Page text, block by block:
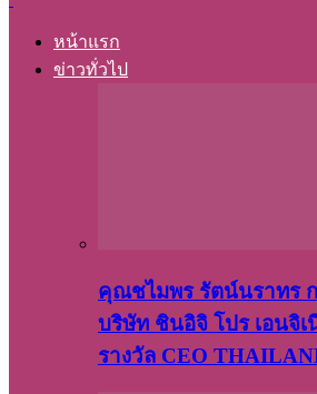
หน้าแรก
ข่าวทั่วไป
คุณชไมพร​ รัตน์​นรา​ทร​
บริษัท​ ชินอิจิ​ โปร​ เอน​จิเ
รางวัล CEO